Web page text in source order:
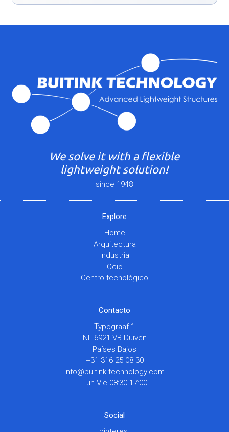
We solve it with a flexible
lightweight solution!
since 1948
Explore
Home
Arquitectura
Industria
Ocio
Centro tecnológico
Contacto
Typograaf 1
NL-6921 VB Duiven
Países Bajos
+31 316 25 08 30
info@buitink-technology.com
Lun-Vie 08:30-17:00
Social